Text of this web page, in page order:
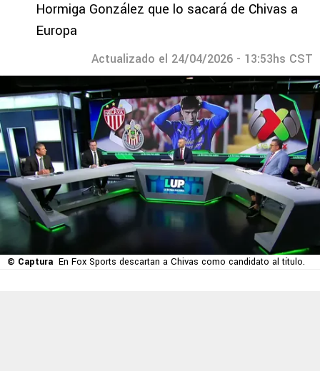
Hormiga González que lo sacará de Chivas a
Europa
Actualizado el 24/04/2026 - 13:53hs CST
© Captura En Fox Sports descartan a Chivas como candidato al título.